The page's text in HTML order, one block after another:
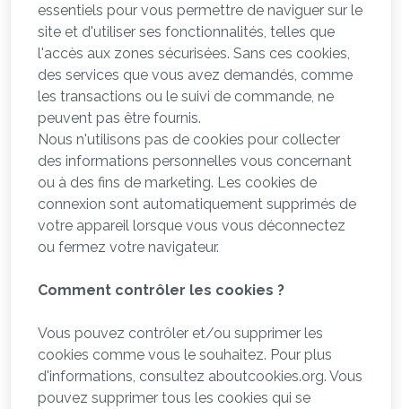
essentiels pour vous permettre de naviguer sur le
site et d'utiliser ses fonctionnalités, telles que
l'accès aux zones sécurisées. Sans ces cookies,
des services que vous avez demandés, comme
les transactions ou le suivi de commande, ne
peuvent pas être fournis.
Nous n'utilisons pas de cookies pour collecter
des informations personnelles vous concernant
ou à des fins de marketing. Les cookies de
connexion sont automatiquement supprimés de
votre appareil lorsque vous vous déconnectez
ou fermez votre navigateur.
Comment contrôler les cookies ?
Vous pouvez contrôler et/ou supprimer les
cookies comme vous le souhaitez. Pour plus
d'informations, consultez aboutcookies.org. Vous
pouvez supprimer tous les cookies qui se